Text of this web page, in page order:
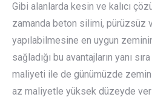
Gibi alanlarda kesin ve kalıcı
zamanda beton silimi, pürüzsüz
yapılabilmesine en uygun
sağladığı bu avantajların yanı
maliyeti ile de günümüzde
az maliyetle yüksek düzeyde